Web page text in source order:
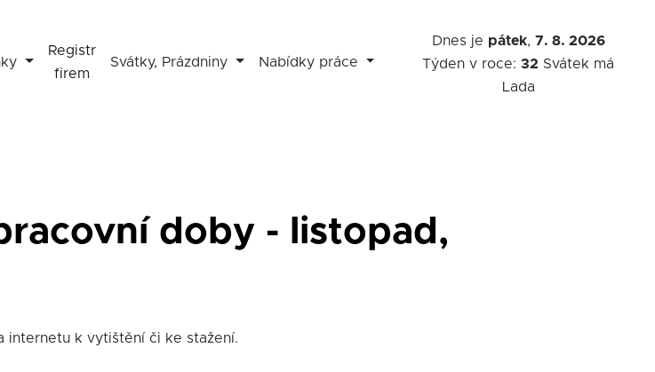
Registr
firem
Svátky, Prázdniny Nabídky práce
Dnes je pátek, 7. 8. 2026
Týden v roce:32 Svátek má
Lada
doby - listopad,
internetu k vytištění či ke stažení.